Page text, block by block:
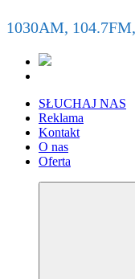
1030AM,
SŁUCHAJ NAS
Reklama
Kontakt
O nas
Oferta